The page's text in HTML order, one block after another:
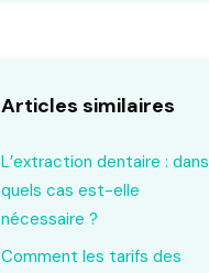
Articles similaires
L’extraction dentaire : dans
quels cas est-elle
nécessaire ?
Comment les tarifs des